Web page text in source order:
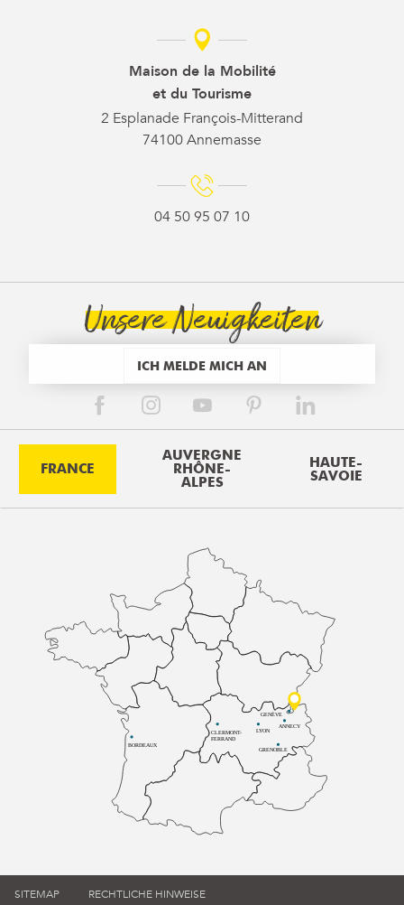
Maison de la Mobilité
et du Tourisme
2 Esplanade François-Mitterand
74100 Annemasse
04 50 95 07 10
Unsere Neuigkeiten
ICH MELDE MICH AN
FRANCE
AUVERGNE
RHÔNE-
ALPES
HAUTE-
SAVOIE
BORDEAUX
CLERMONT-
FERRAND
LYON
ANNECY
GRENOBLE
GENÈVE
SITEMAP RECHTLICHE HINWEISE